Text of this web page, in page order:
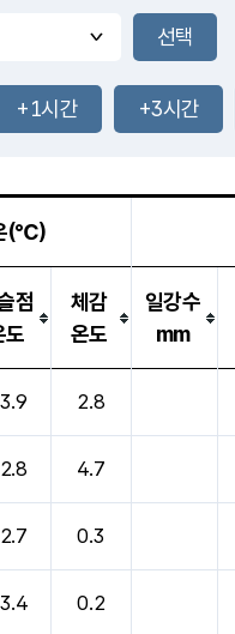
-mm
31.4℃
0.7m/s
-mm
-mm
+1시간 +3시간
(℃)
점
도
체감
온도
일강수
mm
2.8
4.7
0.3
0.2